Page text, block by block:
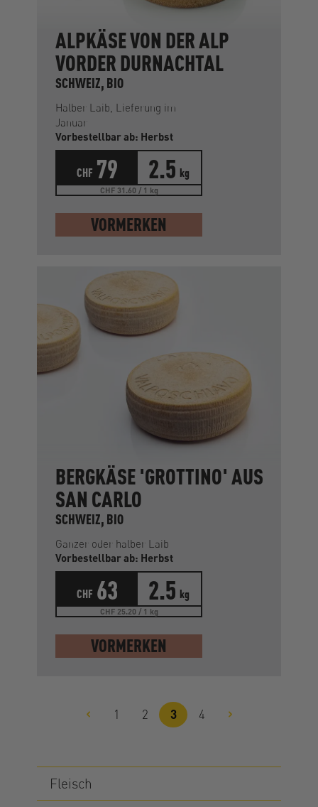
ALPKÄSE VON DER ALP
VORDER DURNACHTAL
SCHWEIZ, BIO
Halber Laib, Lieferung im
Januar
Vorbestellbar ab: Herbst
CHF 79 2.5 kg
CHF 31.60 / 1 kg
VORMERKEN
BERGKÄSE 'GROTTINO' AUS
SAN CARLO
SCHWEIZ, BIO
Ganzer oder halber Laib
Vorbestellbar ab: Herbst
CHF 63 2.5 kg
CHF 25.20 / 1 kg
VORMERKEN
Seite
1
Seite
2
Seite
3
Seite
4
Fleisch